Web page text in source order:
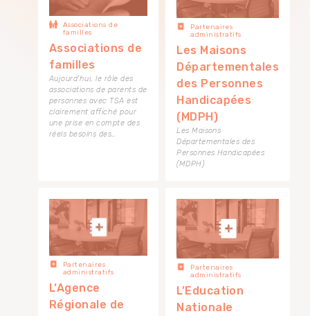
Associations de
familles
Associations de
familles
Aujourd'hui, le rôle des
associations de parents de
personnes avec TSA est
clairement affiché pour
une prise en compte des
réels besoins des…
Partenaires
administratifs
Les Maisons
Départementales
des Personnes
Handicapées
(MDPH)
Les Maisons
Départementales des
Personnes Handicapées
(MDPH)
Partenaires
administratifs
L’Agence
Régionale de
Partenaires
administratifs
L’Education
Nationale